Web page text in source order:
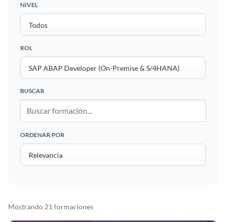
NIVEL
ROL
BUSCAR
ORDENAR POR
Mostrando 21 formaciones